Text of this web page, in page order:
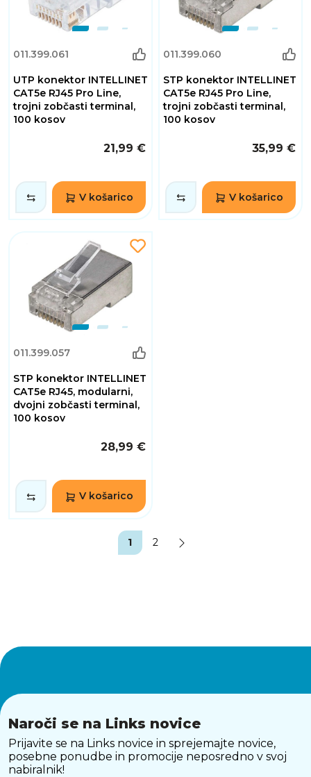
011.399.061
UTP konektor INTELLINET
CAT5e RJ45 Pro Line,
trojni zobčasti terminal,
100 kosov
21,99 €
V košarico
011.399.060
STP konektor INTELLINET
CAT5e RJ45 Pro Line,
trojni zobčasti terminal,
100 kosov
35,99 €
V košarico
011.399.057
STP konektor INTELLINET
CAT5e RJ45, modularni,
dvojni zobčasti terminal,
100 kosov
28,99 €
V košarico
1 2
Naroči se na Links novice
Prijavite se na Links novice in sprejemajte novice,
posebne ponudbe in promocije neposredno v svoj
nabiralnik!